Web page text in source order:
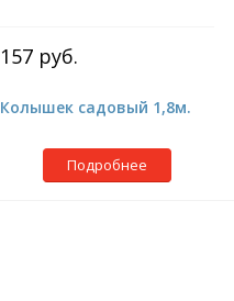
157 руб.
Колышек садовый 1,8м.
Подробнее